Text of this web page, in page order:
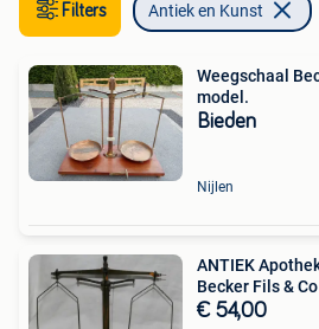
Filters Antiek en Kunst
Weegschaal
model.
Bieden
Nijlen
ANTIEK
Becker Fils & Co
€ 54,00